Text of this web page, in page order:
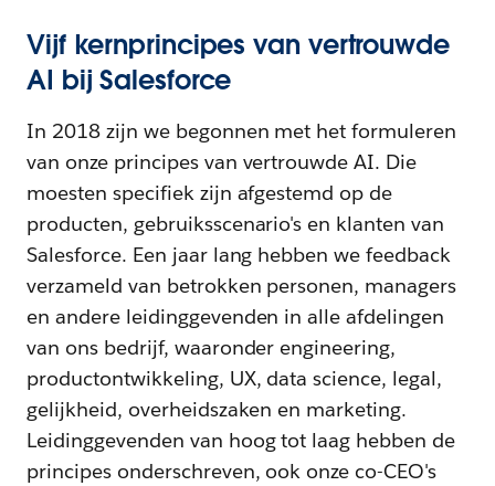
Vijf kernprincipes van vertrouwde
AI bij Salesforce
In 2018 zijn we begonnen met het formuleren
van onze principes van vertrouwde AI. Die
moesten specifiek zijn afgestemd op de
producten, gebruiksscenario's en klanten van
Salesforce. Een jaar lang hebben we feedback
verzameld van betrokken personen, managers
en andere leidinggevenden in alle afdelingen
van ons bedrijf, waaronder engineering,
productontwikkeling, UX, data science, legal,
gelijkheid, overheidszaken en marketing.
Leidinggevenden van hoog tot laag hebben de
principes onderschreven, ook onze co-CEO's